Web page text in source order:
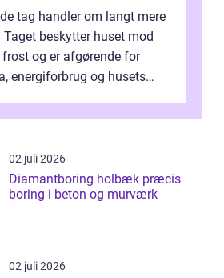
tag handler om langt mere
Taget beskytter huset mod
og er afgørende for
energiforbrug og husets
02 juli 2026
Diamantboring holbæk præcis
boring i beton og murværk
02 juli 2026